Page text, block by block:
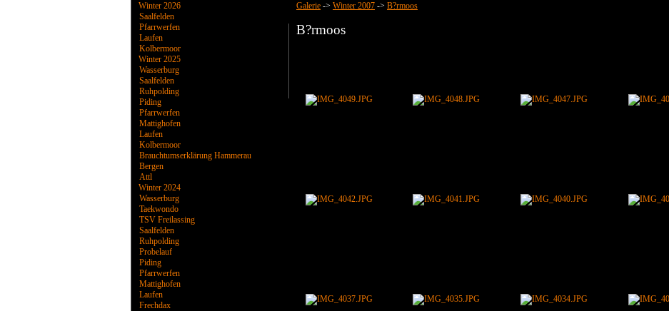
Winter 2026
Saalfelden
Pfarrwerfen
Laufen
Kolbermoor
Winter 2025
Wasserburg
Saalfelden
Ruhpolding
Piding
Pfarrwerfen
Mattighofen
Laufen
Kolbermoor
Brauchtumserklärung Hammerau
Bergen
Attl
Winter 2024
Wasserburg
Taekwondo
TSV Freilassing
Saalfelden
Ruhpolding
Probelauf
Piding
Pfarrwerfen
Mattighofen
Laufen
Frechdax
Galerie -> Winter 2007 -> B?rmoos
B?rmoos